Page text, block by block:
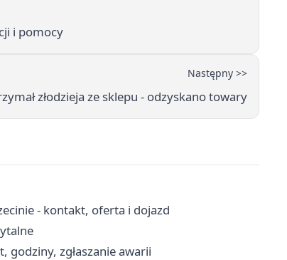
i pomocy
Następny >>
złodzieja ze sklepu - odzyskano towary
- kontakt, oferta i dojazd
godziny, zgłaszanie awarii